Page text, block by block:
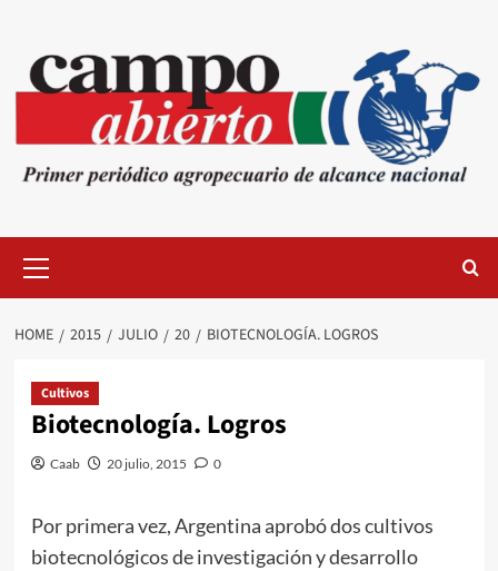
content
Menu
HOME 2015 JULIO 20 BIOTECNOLOGÍA. LOGROS
Cultivos
Biotecnología. Logros
Caab 20 julio, 2015 0
Por primera vez, Argentina aprobó dos cultivos
biotecnológicos de investigación y desarrollo